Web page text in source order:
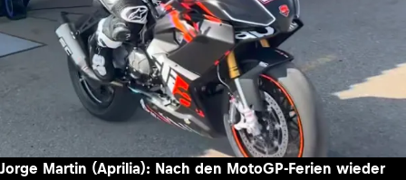
Jorge Martin (Aprilia): Nach den MotoGP-Ferien wieder